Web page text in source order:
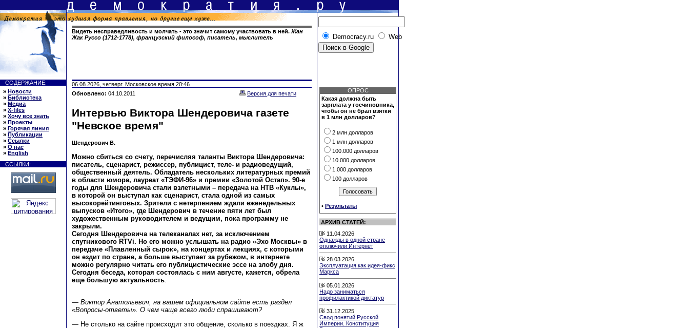
Видеть несправедливость и молчать - это значит самому участвовать в ней. Жан
Жак Руссо (1712-1778), французский философ, писатель, мыслитель
Democracy.ru Web
СОДЕРЖАНИЕ:
» Новости
» Библиотека
» Медиа
» X-files
» Хочу все знать
» Проекты
» Горячая линия
» Публикации
» Ссылки
» О нас
» English
ССЫЛКИ:
06.08.2026, четверг. Московское время 20:46
Обновлено: 04.10.2011 Версия для печати
Интервью Виктора Шендеровича газете
"Невское время"
Шендерович В.
Можно сбиться со счету, перечисляя таланты Виктора Шендеровича:
писатель, сценарист, режиссер, публицист, теле- и радиоведущий,
общественный деятель. Обладатель нескольких литературных премий
в области юмора, лауреат «ТЭФИ-96» и премии «Золотой Остап». 90-е
годы для Шендеровича стали взлетными – передача на НТВ «Куклы»,
в которой он выступал как сценарист, стала одной из самых
высокорейтинговых. Зрители с нетерпением ждали еженедельных
выпусков «Итого», где Шендерович в течение пяти лет был
художественным руководителем и ведущим, пока программу не
закрыли.
Сегодня Шендеровича на телеканалах нет, за исключением
спутникового RTVi. Но его можно услышать на радио «Эхо Москвы» в
передаче «Плавленный сырок», на концертах и лекциях, с которыми
он ездит по стране, а больше выступает за рубежом, в интернете
можно регулярно читать его публицистические эссе на злобу дня.
Сегодня беседа, которая состоялась с ним августе, кажется, обрела
еще большую актуальность
— Виктор Анатольевич, на вашем официальном сайте есть раздел
«Вопросы-ответы». О чем чаще всего люди спрашивают?
— Не столько на сайте происходит это общение, сколько в поездках. Я ж
ОПРОС
Какая должна быть
зарплата у госчиновника,
чтобы он не брал взятки
в 1 млн долларов?
2 млн долларов
1 млн долларов
100.000 долларов
10.000 долларов
1.000 долларов
100 долларов
• Результаты
АРХИВ СТАТЕЙ:
11.04.2026
Однажды в одной стране
отключили Интернет
28.03.2026
Эксплуатация как идея-фикс
Маркса
05.01.2026
Надо заниматься
профилактикой диктатур
31.12.2025
Свод понятий Русской
Империи. Конституция